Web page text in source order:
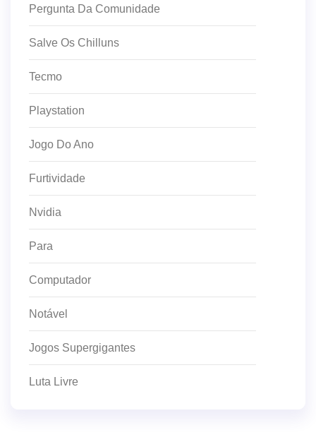
Pergunta Da Comunidade
Salve Os Chilluns
Tecmo
Playstation
Jogo Do Ano
Furtividade
Nvidia
Para
Computador
Notável
Jogos Supergigantes
Luta Livre